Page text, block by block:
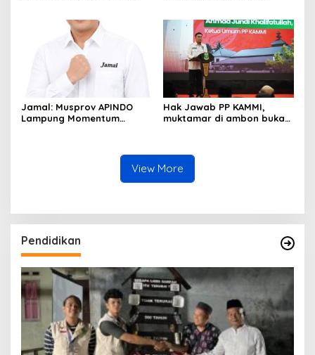
Jamal: Musprov APINDO
Lampung Momentum
Hak Jawab PP KAMMI,
muktamar di ambon bukan
View More
Pendidikan